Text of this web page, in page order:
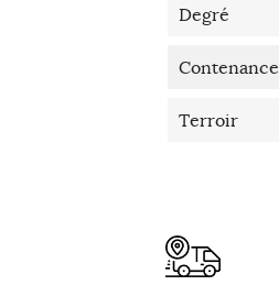
Degré
Contenance
Terroir